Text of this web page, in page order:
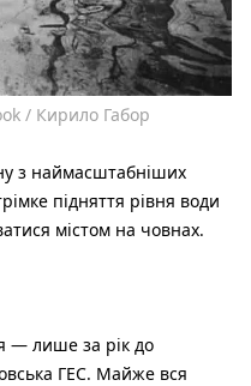
/ Кирило Габор
з наймасштабніших
підняття рівня води
містом на човнах.
— лише за рік до
ГЕС. Майже вся